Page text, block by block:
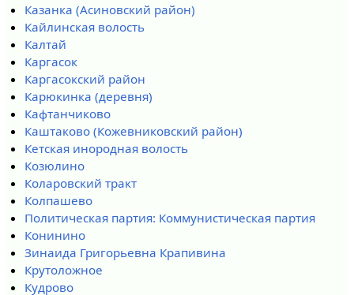
Казанка (Асиновский район)
Кайлинская волость
Калтай
Каргасок
Каргасокский район
Карюкинка (деревня)
Кафтанчиково
Каштаково (Кожевниковский район)
Кетская инородная волость
Козюлино
Коларовский тракт
Колпашево
Политическая партия: Коммунистическая партия
Конинино
Зинаида Григорьевна Крапивина
Крутоложное
Кудрово